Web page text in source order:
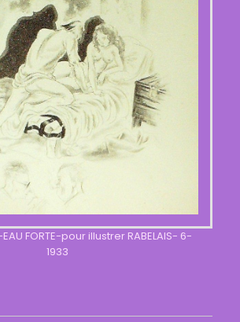
EAU FORTE-pour illustrer RABELAIS- 6-
1933